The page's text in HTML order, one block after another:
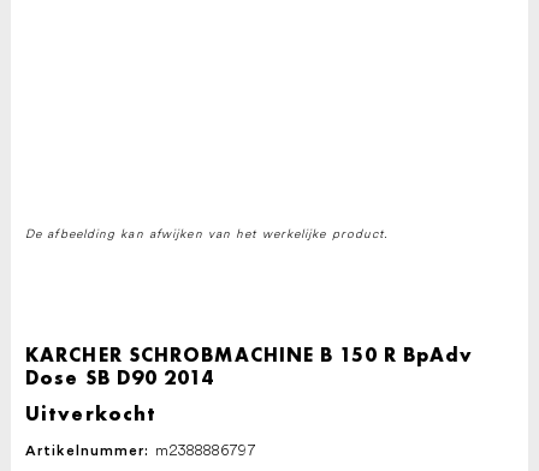
De afbeelding kan afwijken van het werkelijke product.
KARCHER SCHROBMACHINE B 150 R BpAdv
Dose SB D90 2014
Uitverkocht
Artikelnummer: m2388886797